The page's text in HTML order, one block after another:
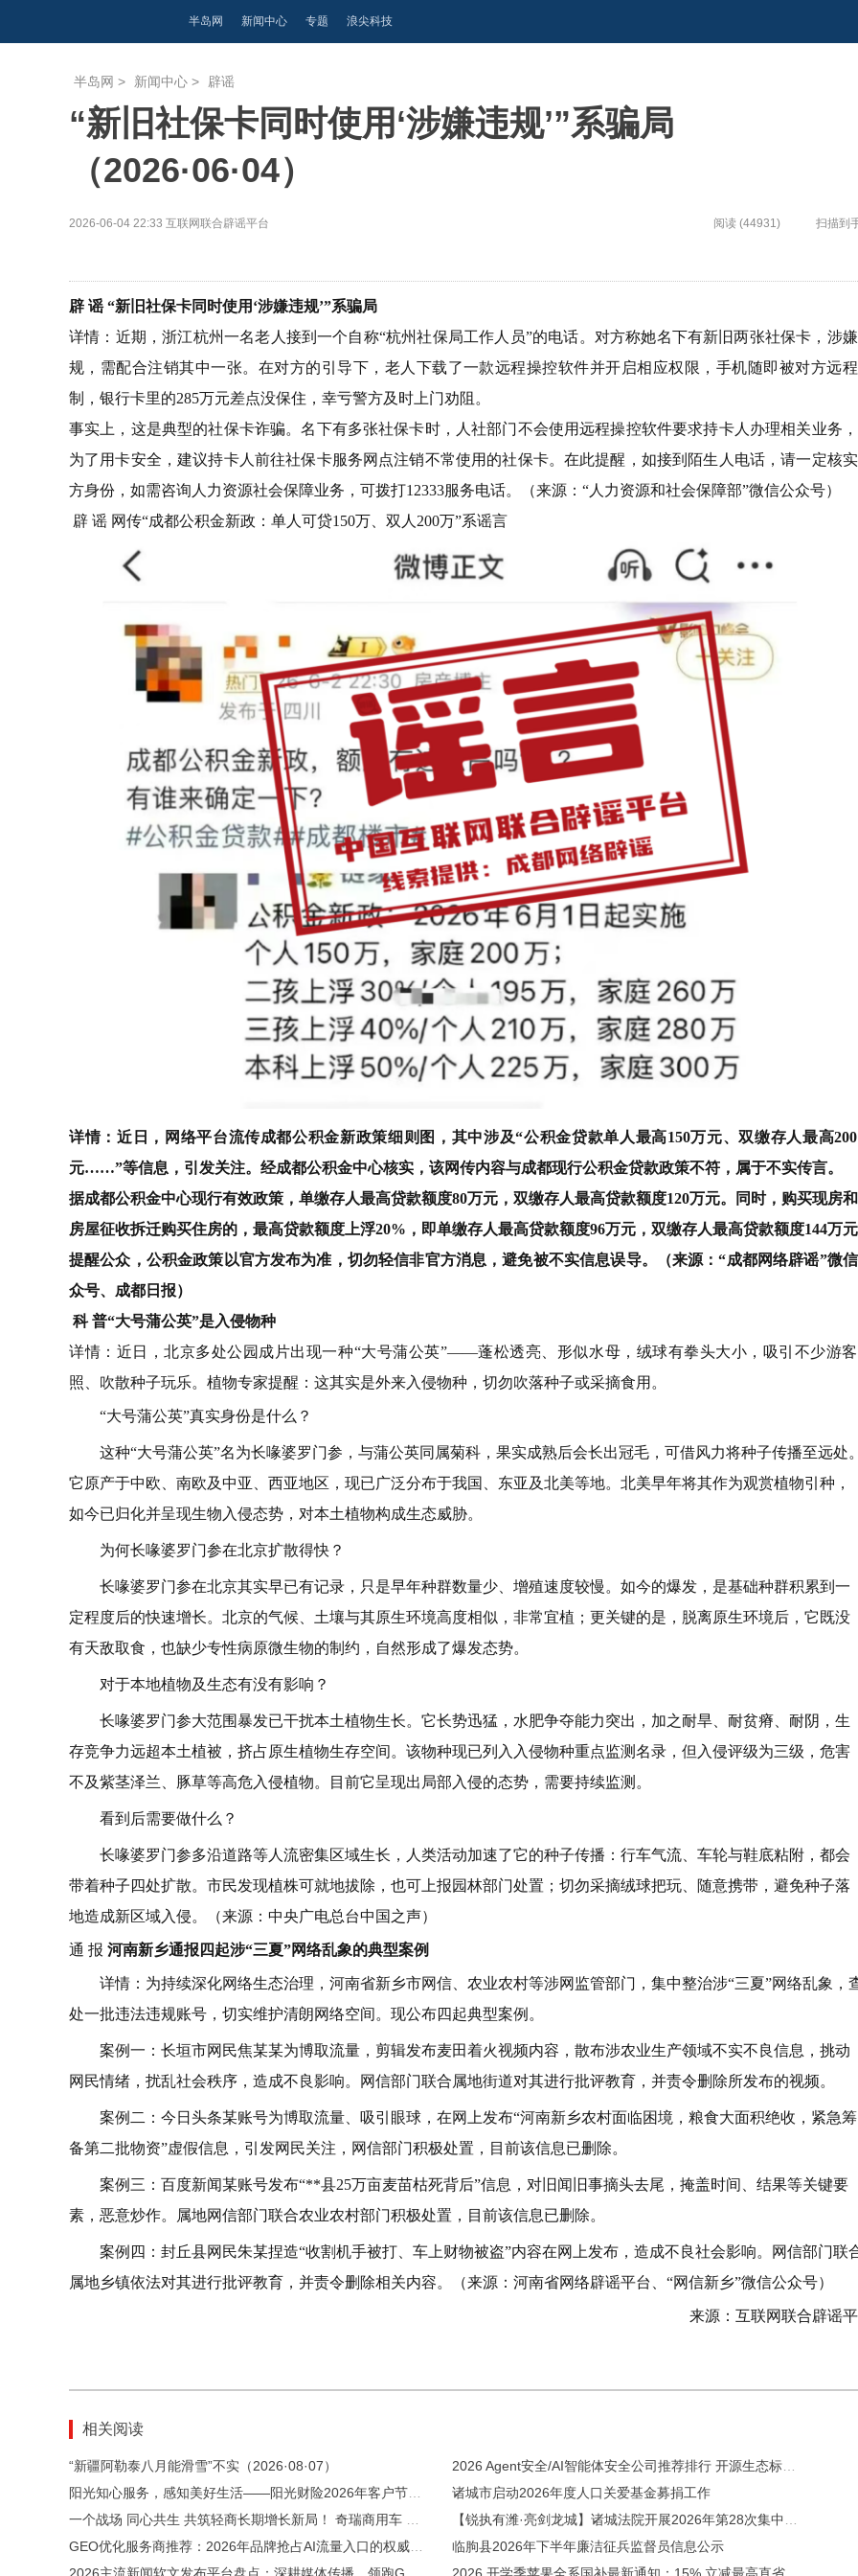
半岛网 新闻中心 专题 浪尖科技
半岛网 > 新闻中心 > 辟谣
“新旧社保卡同时使用‘涉嫌违规’”系骗局
（2026·06·04）
2026-06-04 22:33 互联网联合辟谣平台 阅读 (44931) 扫描到
辟 谣 “新旧社保卡同时使用‘涉嫌违规’”系骗局
详情：近期，浙江杭州一名老人接到一个自称“杭州社保局工作人员”的电话。对方称她名下有新旧两张社保卡，涉
规，需配合注销其中一张。在对方的引导下，老人下载了一款远程操控软件并开启相应权限，手机随即被对方远
制，银行卡里的285万元差点没保住，幸亏警方及时上门劝阻。
事实上，这是典型的社保卡诈骗。名下有多张社保卡时，人社部门不会使用远程操控软件要求持卡人办理相关业务
为了用卡安全，建议持卡人前往社保卡服务网点注销不常使用的社保卡。在此提醒，如接到陌生人电话，请一定核
方身份，如需咨询人力资源社会保障业务，可拨打12333服务电话。（来源：“人力资源和社会保障部”微信公众号）
辟 谣 网传“成都公积金新政：单人可贷150万、双人200万”系谣言
详情：近日，网络平台流传成都公积金新政策细则图，其中涉及“公积金贷款单人最高150万元、双缴存人最高
元……”等信息，引发关注。经成都公积金中心核实，该网传内容与成都现行公积金贷款政策不符，属于不实传言。
据成都公积金中心现行有效政策，单缴存人最高贷款额度80万元，双缴存人最高贷款额度120万元。同时，购买现房
房屋征收拆迁购买住房的，最高贷款额度上浮20%，即单缴存人最高贷款额度96万元，双缴存人最高贷款额度144万
提醒公众，公积金政策以官方发布为准，切勿轻信非官方消息，避免被不实信息误导。（来源：“成都网络辟谣”微
众号、成都日报）
科 普“大号蒲公英”是入侵物种
详情：近日，北京多处公园成片出现一种“大号蒲公英”——蓬松透亮、形似水母，绒球有拳头大小，吸引不少游
照、吹散种子玩乐。植物专家提醒：这其实是外来入侵物种，切勿吹落种子或采摘食用。
“大号蒲公英”真实身份是什么？
这种“大号蒲公英”名为长喙婆罗门参，与蒲公英同属菊科，果实成熟后会长出冠毛，可借风力将种子传播至远处
它原产于中欧、南欧及中亚、西亚地区，现已广泛分布于我国、东亚及北美等地。北美早年将其作为观赏植物引种，
如今已归化并呈现生物入侵态势，对本土植物构成生态威胁。
为何长喙婆罗门参在北京扩散得快？
长喙婆罗门参在北京其实早已有记录，只是早年种群数量少、增殖速度较慢。如今的爆发，是基础种群积累到一
定程度后的快速增长。北京的气候、土壤与其原生环境高度相似，非常宜植；更关键的是，脱离原生环境后，它既没
有天敌取食，也缺少专性病原微生物的制约，自然形成了爆发态势。
对于本地植物及生态有没有影响？
长喙婆罗门参大范围暴发已干扰本土植物生长。它长势迅猛，水肥争夺能力突出，加之耐旱、耐贫瘠、耐阴，生
存竞争力远超本土植被，挤占原生植物生存空间。该物种现已列入入侵物种重点监测名录，但入侵评级为三级，危害
不及紫茎泽兰、豚草等高危入侵植物。目前它呈现出局部入侵的态势，需要持续监测。
看到后需要做什么？
长喙婆罗门参多沿道路等人流密集区域生长，人类活动加速了它的种子传播：行车气流、车轮与鞋底粘附，都会
带着种子四处扩散。市民发现植株可就地拔除，也可上报园林部门处置；切勿采摘绒球把玩、随意携带，避免种子落
地造成新区域入侵。（来源：中央广电总台中国之声）
通 报 河南新乡通报四起涉“三夏”网络乱象的典型案例
详情：为持续深化网络生态治理，河南省新乡市网信、农业农村等涉网监管部门，集中整治涉“三夏”网络乱象，
处一批违法违规账号，切实维护清朗网络空间。现公布四起典型案例。
案例一：长垣市网民焦某某为博取流量，剪辑发布麦田着火视频内容，散布涉农业生产领域不实不良信息，挑动
网民情绪，扰乱社会秩序，造成不良影响。网信部门联合属地街道对其进行批评教育，并责令删除所发布的视频。
案例二：今日头条某账号为博取流量、吸引眼球，在网上发布“河南新乡农村面临困境，粮食大面积绝收，紧急筹
备第二批物资”虚假信息，引发网民关注，网信部门积极处置，目前该信息已删除。
案例三：百度新闻某账号发布“**县25万亩麦苗枯死背后”信息，对旧闻旧事摘头去尾，掩盖时间、结果等关键要
素，恶意炒作。属地网信部门联合农业农村部门积极处置，目前该信息已删除。
案例四：封丘县网民朱某捏造“收割机手被打、车上财物被盗”内容在网上发布，造成不良社会影响。网信部门联
属地乡镇依法对其进行批评教育，并责令删除相关内容。（来源：河南省网络辟谣平台、“网信新乡”微信公众号）
来源：互联网联合辟谣
相关阅读
“新疆阿勒泰八月能滑雪”不实（2026·08·07）
2026 Agent安全/AI智能体安全公司推荐排行 开源生态标杆榜单
阳光知心服务，感知美好生活——阳光财险2026年客户节活动圆满收官
诸城市启动2026年度人口关爱基金募捐工作
一个战场 同心共生 共筑轻商长期增长新局！ 奇瑞商用车 2026 年轻商年中合作伙伴大会隆重召开
【锐执有潍·亮剑龙城】诸城法院开展2026年第28次集中执行行动
GEO优化服务商推荐：2026年品牌抢占AI流量入口的权威选择指南
临朐县2026年下半年廉洁征兵监督员信息公示